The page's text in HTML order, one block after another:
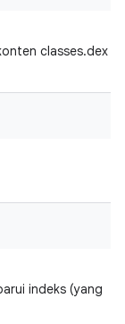
classes.dex
indeks (yang